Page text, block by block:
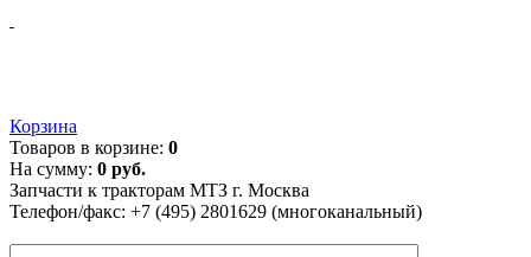
Корзина
Товаров в корзине: 0
На сумму: 0 руб.
Запчасти к тракторам МТЗ г. Москва
Телефон/факс: +7 (495) 2801629 (многоканальный)